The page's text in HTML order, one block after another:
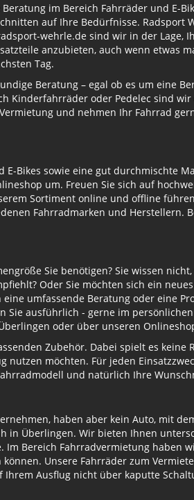
im Bereich Fahrräder und E-
auf Ihre Bedürfnisse. Radsport
wehrle.de sind wir in der Lage,
anzubieten, auch wenn etwas
Tag.
Beratung – egal ob es um eine
Kinderfahrräder oder Pedelec sind
und nehmen Ihr Fahrrad
Bikes sowie eine gut durchmischte
um. Freuen Sie sich auf
Sortiment online und offline
Fahrradmarken und Herstellern.
Sie benötigen? Sie wissen
Oder Sie möchten sich ein
umfassende Beratung oder eine
ausführlich - gerne im
oder über unseren
Zubehör. Dabei spielt es keine
möchten. Für jeden
und natürlich Ihre
haben aber kein Auto, mit
in Überlingen. Wir bieten Ihnen
Bereich Fahrradvermietung haben
Unsere Fahrräder zum
Ausflug nicht über kaputte